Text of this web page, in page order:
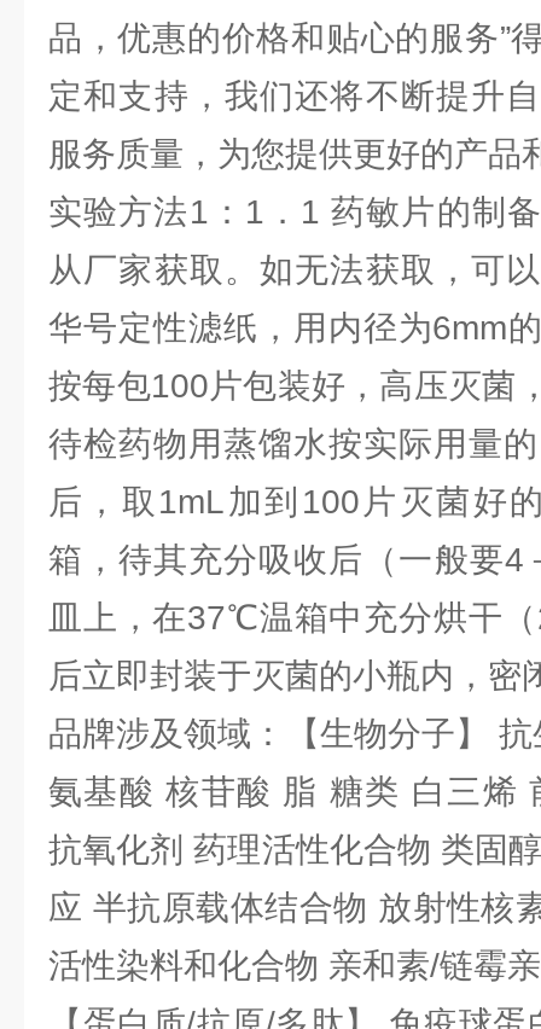
品，优惠的价格和贴心的服务”
定和支持，我们还将不断提升
服务质量，为您提供更好的产品
实验方法1：1．1 药敏片的制
从厂家获取。如无法获取，可
华号定性滤纸，用内径为6mm
按每包100片包装好，高压灭菌
待检药物用蒸馏水按实际用量
后，取1mL加到100片灭菌好
箱，待其充分吸收后（一般要4
皿上，在37℃温箱中充分烘干
后立即封装于灭菌的小瓶内，密
品牌涉及领域：【生物分子】
氨基酸 核苷酸 脂 糖类 白三烯
抗氧化剂 药理活性化合物 类固
应 半抗原载体结合物 放射性核
活性染料和化合物 亲和素/链霉